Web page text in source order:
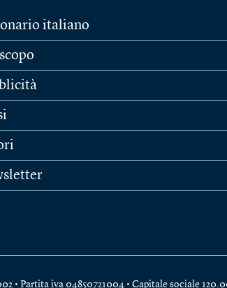
italiano
• Partita iva 04850721004 • Capitale sociale